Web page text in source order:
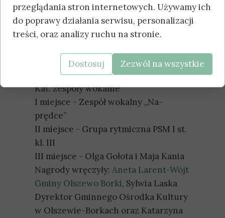
II miejsce - Jan Majewski
III miejsce - Kalina Luchcińska
Kat. 18 lat i wzwyż
II miejsce - Magdalena Opęchowska
III miejsce - Henryk Kulesza
Kat. zespoły wokalne
I miejsce - Zespół wokalny „Na-
prędce”
II miejsce - Grupa rytmiczna PSM I st.
kl. III
III miejsce - Olga Gołota i Maja Kania
Nagrody wręczyły: Aneta Larent-Wójt
Gminy Olszewo Borki, Sylwia Laska
Dyrektor Gminnego Ośrodka Kultury
w Olszewie-Borkach oraz Katarzyna
przeglądania stron internetowych. Używamy ich
do poprawy działania serwisu, personalizacji
treści, oraz analizy ruchu na stronie.
Dostosuj Zezwól na wszystkie